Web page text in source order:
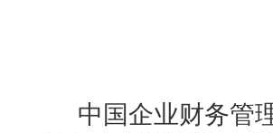
中国企业财务管